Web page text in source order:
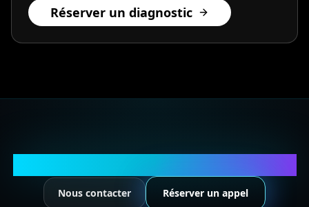
Réserver un diagnostic
Nous contacter Réserver un appel